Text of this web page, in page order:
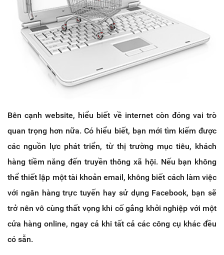
Bên cạnh website, hiểu biết về internet còn đóng vai trò
quan trọng hơn nữa. Có hiểu biết, bạn mới tìm kiếm được
các nguồn lực phát triển, từ thị trường mục tiêu, khách
hàng tiềm năng đến truyền thông xã hội. Nếu bạn không
thể thiết lập một tài khoản email, không biết cách làm việc
với ngân hàng trực tuyến hay sử dụng Facebook, bạn sẽ
trở nên vô cùng thất vọng khi cố gắng khởi nghiệp với một
cửa hàng online, ngay cả khi tất cả các công cụ khác đều
có sẵn.